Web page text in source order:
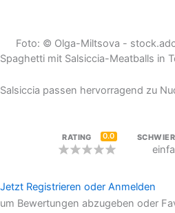
Foto: © Olga-Miltsova -
Spaghetti mit Salsiccia-Meatballs in
Salsiccia passen hervorragend zu
RATING 0.0
Jetzt Registrieren oder Anmelden
um Bewertungen abzugeben oder